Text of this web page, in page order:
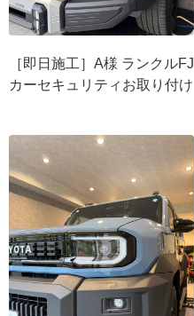
［即日施工］A様 ランクルFJ
カーセキュリティお取り付け